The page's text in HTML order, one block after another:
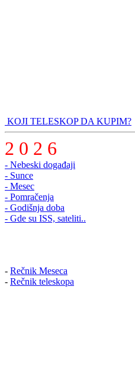
KOJI TELESKOP DA KUPIM?
2 0 2 6
- Nebeski događaji
- Sunce
- Mesec
- Pomračenja
- Godišnja doba
- Gde su ISS, sateliti..
- Rečnik Meseca
- Rečnik teleskopa